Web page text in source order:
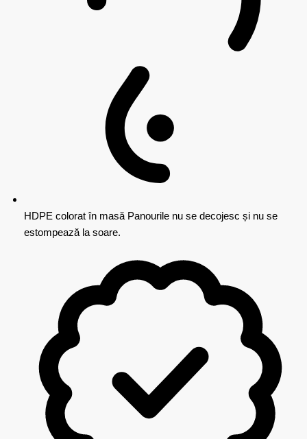
HDPE colorat în masă Panourile nu se decojesc și nu se
estompează la soare.